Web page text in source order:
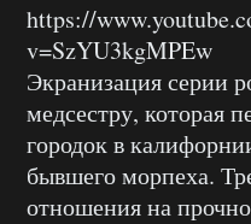
https://
v=SzYU3kgMPEw
Экранизация серии
медсестру, которая
городок в
бывшего морпеха.
отношения на